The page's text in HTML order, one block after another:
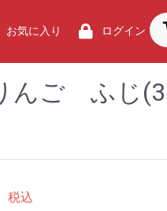
お気に入り ログイン
んご ふじ
税込